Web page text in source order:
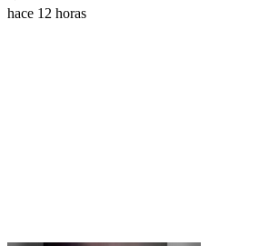
hace 12 horas